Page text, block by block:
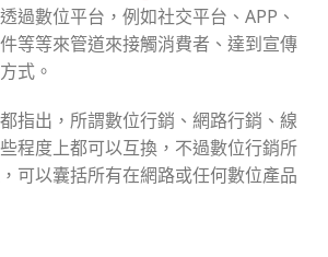
過數位平台，例如社交平台、APP、
等等來管道來接觸消費者、達到宣傳
式。
指出，所謂數位行銷、網路行銷、線
程度上都可以互換，不過數位行銷所
可以囊括所有在網路或任何數位產品